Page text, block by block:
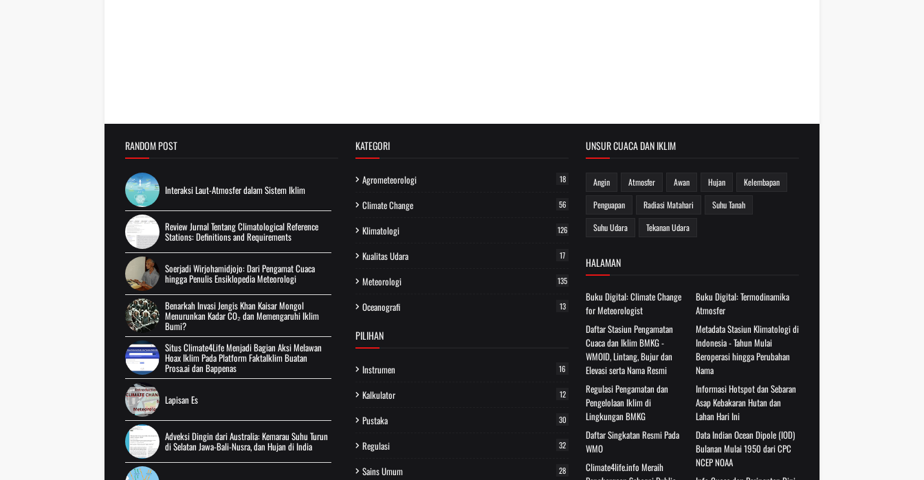
RANDOM POST
Interaksi Laut-Atmosfer dalam Sistem Iklim
Review Jurnal Tentang Climatological Reference
Stations: Definitions and Requirements
Soerjadi Wirjohamidjojo: Dari Pengamat Cuaca
hingga Penulis Ensiklopedia Meteorologi
Benarkah Invasi Jengis Khan Kaisar Mongol
Menurunkan Kadar CO₂ dan Memengaruhi Iklim
Bumi?
Situs Climate4Life Menjadi Bagian Aksi Melawan
Hoax Iklim Pada Platform FaktaIklim Buatan
Prosa.ai dan Bappenas
Lapisan Es
Adveksi Dingin dari Australia: Kemarau Suhu Turun
di Selatan Jawa-Bali-Nusra, dan Hujan di India
KATEGORI
Agrometeorologi 18
Climate Change 56
Klimatologi 126
Kualitas Udara 17
Meteorologi 135
Oceanografi 13
PILIHAN
Instrumen 16
Kalkulator 12
Pustaka 30
Regulasi 32
Sains Umum 28
UNSUR CUACA DAN IKLIM
Angin Atmosfer Awan Hujan
Kelembapan
Penguapan
Radiasi Matahari
Suhu Tanah
Suhu Udara
Tekanan Udara
HALAMAN
Buku Digital: Climate Change
for Meteorologist
Buku Digital: Termodinamika
Atmosfer
Daftar Stasiun Pengamatan
Cuaca dan Iklim BMKG -
WMOID, Lintang, Bujur dan
Elevasi serta Nama Resmi
Metadata Stasiun Klimatologi di
Indonesia - Tahun Mulai
Beroperasi hingga Perubahan
Nama
Regulasi Pengamatan dan
Pengelolaan Iklim di
Lingkungan BMKG
Informasi Hotspot dan Sebaran
Asap Kebakaran Hutan dan
Lahan Hari Ini
Daftar Singkatan Resmi Pada
WMO
Data Indian Ocean Dipole (IOD)
Bulanan Mulai 1950 dari CPC
NCEP NOAA
Climate4life.info Meraih